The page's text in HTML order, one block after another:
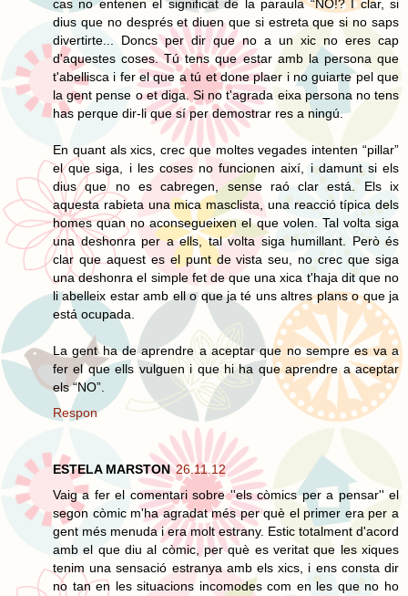
cas no entenen el significat de la paraula “NO!? I clar, si
dius que no després et diuen que si estreta que si no saps
divertirte... Doncs per dir que no a un xic no eres cap
d'aquestes coses. Tú tens que estar amb la persona que
t'abellisca i fer el que a tú et done plaer i no guiarte pel que
la gent pense o et diga. Si no t'agrada eixa persona no tens
has perque dir-li que sí per demostrar res a ningú.
En quant als xics, crec que moltes vegades intenten “pillar”
el que siga, i les coses no funcionen així, i damunt si els
dius que no es cabregen, sense raó clar está. Els ix
aquesta rabieta una mica masclista, una reacció típica dels
homes quan no aconsegueixen el que volen. Tal volta siga
una deshonra per a ells, tal volta siga humillant. Però és
clar que aquest es el punt de vista seu, no crec que siga
una deshonra el simple fet de que una xica t'haja dit que no
li abelleix estar amb ell o que ja té uns altres plans o que ja
está ocupada.
La gent ha de aprendre a aceptar que no sempre es va a
fer el que ells vulguen i que hi ha que aprendre a aceptar
els “NO”.
Respon
ESTELA MARSTON 26.11.12
Vaig a fer el comentari sobre ''els còmics per a pensar'' el
segon còmic m'ha agradat més per què el primer era per a
gent més menuda i era molt estrany. Estic totalment d'acord
amb el que diu al còmic, per què es veritat que les xiques
tenim una sensació estranya amb els xics, i ens consta dir
no tan en les situacions incomodes com en les que no ho